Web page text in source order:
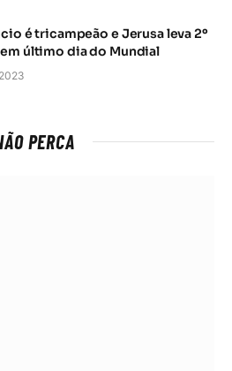
é tricampeão e Jerusa leva 2º
último dia do Mundial
PERCA